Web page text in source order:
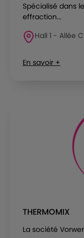
Spécialisé dans
effraction...
Hall 1 - Allée
En savoir +
THERMOMIX
La société